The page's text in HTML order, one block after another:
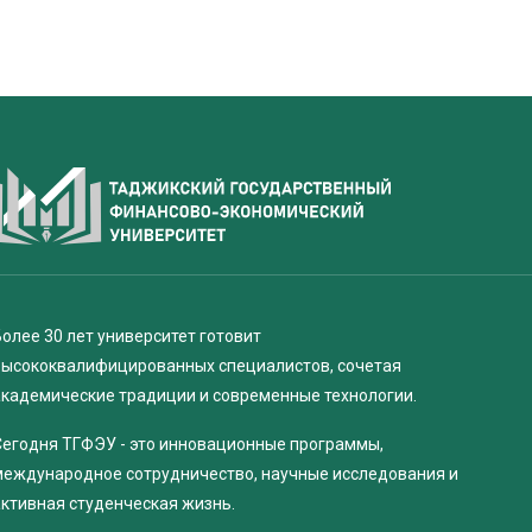
30 лет университет готовит
специалистов, сочетая
традиции и современные технологии.
ТГФЭУ - это инновационные программы,
сотрудничество, научные исследования и
студенческая жизнь.